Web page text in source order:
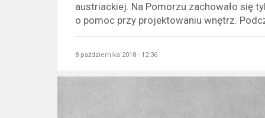
austriackiej. Na Pomorzu zachowało się
o pomoc przy projektowaniu wnętrz.
8 października 2018 - 12:36